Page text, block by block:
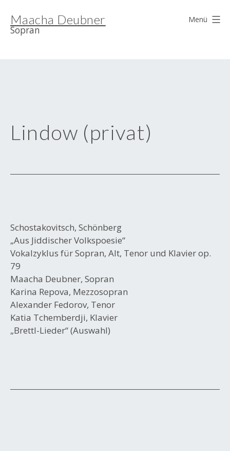
Inhalt
springen
Maacha Deubner
Sopran
Menü
Lindow (privat)
Schostakovitsch, Schönberg
„Aus Jiddischer Volkspoesie“
Vokalzyklus für Sopran, Alt, Tenor und Klavier op.
79
Maacha Deubner, Sopran
Karina Repova, Mezzosopran
Alexander Fedorov, Tenor
Katia Tchemberdji, Klavier
„Brettl-Lieder“ (Auswahl)